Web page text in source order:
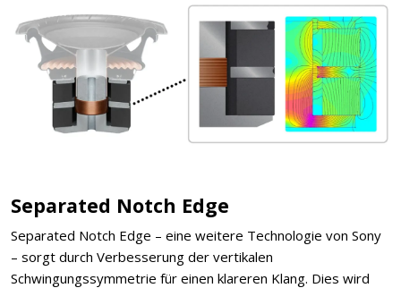
Separated Notch Edge
Separated Notch Edge – eine weitere Technologie von Sony
– sorgt durch Verbesserung der vertikalen
Schwingungssymmetrie für einen klareren Klang. Dies wird